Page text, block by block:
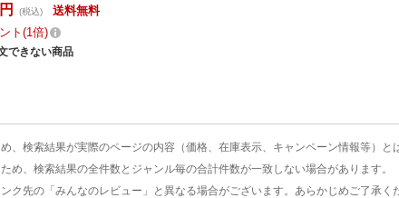
(税込)
送料無料
ト 1倍
できない商品
、検索結果が実際のページの内容（価格、在庫表示、キャンペーン情報等）と
め、検索結果の全件数とジャンル毎の合計件数が一致しない場合があります。
ク先の「みんなのレビュー」と異なる場合がございます。あらかじめご了承く